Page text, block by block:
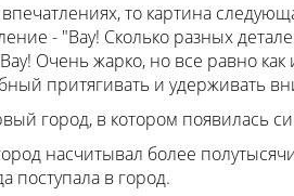
впечатлениях, то картина
- "Вау! Сколько разных
Очень жарко, но все равно
притягивать и удерживать
город, в котором появилась
насчитывал более
поступала в город.